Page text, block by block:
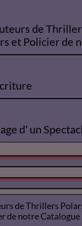
de
Policier de notre
d' un
de Thrillers
noirs et Policier de notre Catalogue